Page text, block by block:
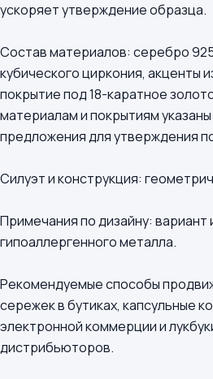
ускоряет утверждение образца.
Состав материалов: серебро
кубического циркония, акценты
покрытие под 18-каратное
материалам и покрытиям
предложения для утверждения
Силуэт и конструкция:
Примечания по дизайну: вариант
гипоаллергенного металла.
Рекомендуемые способы
сережек в бутиках, капсульные
электронной коммерции и
дистрибьюторов.